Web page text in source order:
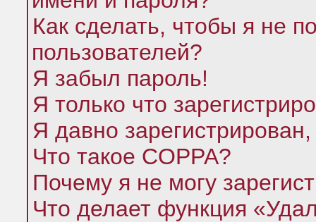
Как сделать, чтобы я не
пользователей?
Я забыл пароль!
Я только что
Я давно
Что такое COPPA?
Почему я не могу
Что делает функция